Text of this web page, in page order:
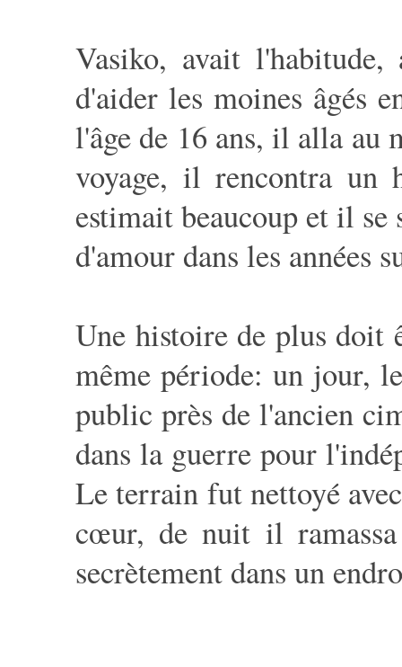
Vasiko, avait
d'aider les moines âgés
l'âge de 16 ans, il alla au
voyage, il rencontra un
estimait beaucoup et il se
d'amour dans les années
Une histoire de plus doit
même période: un jour,
public près de l'ancien
dans la guerre pour
Le terrain fut nettoyé
cœur, de nuit il
secrètement dans un